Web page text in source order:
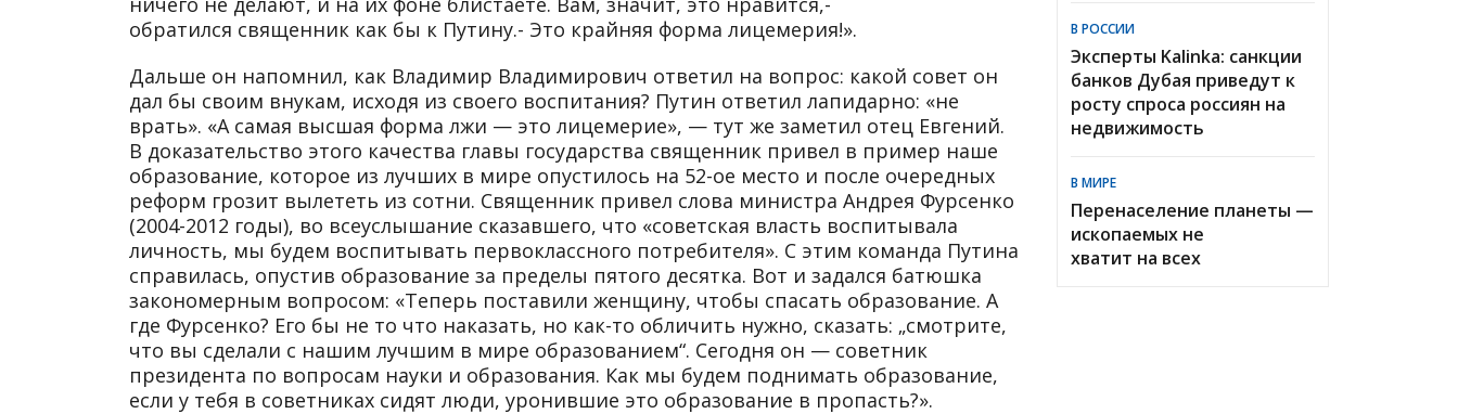
обратился священник как бы к Путину.- Это крайняя форма лицемерия!».
Дальше он напомнил, как Владимир Владимирович ответил на вопрос: какой совет он
дал бы своим внукам, исходя из своего воспитания? Путин ответил лапидарно: «не
врать». «А самая высшая форма лжи — это лицемерие», — тут же заметил отец Евгений.
В доказательство этого качества главы государства священник привел в пример наше
образование, которое из лучших в мире опустилось на 52-ое место и после очередных
реформ грозит вылететь из сотни. Священник привел слова министра Андрея Фурсенко
(2004-2012 годы), во всеуслышание сказавшего, что «советская власть воспитывала
личность, мы будем воспитывать первоклассного потребителя». С этим команда Путина
справилась, опустив образование за пределы пятого десятка. Вот и задался батюшка
закономерным вопросом: «Теперь поставили женщину, чтобы спасать образование. А
где Фурсенко? Его бы не то что наказать, но как-то обличить нужно, сказать: „смотрите,
что вы сделали с нашим лучшим в мире образованием“. Сегодня он — советник
президента по вопросам науки и образования. Как мы будем поднимать образование,
если у тебя в советниках сидят люди, уронившие это образование в пропасть?».
В РОССИИ
Эксперты Kalinka: санкции
банков Дубая приведут к
росту спроса россиян на
недвижимость
В МИРЕ
Перенаселение планеты —
ископаемых не
хватит на всех